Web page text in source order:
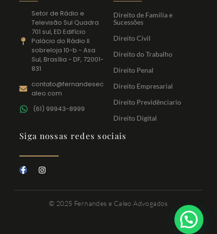
Setor de Rádio e
Televisão Sul Quadra
701 sul, ED Edifício
Palácio do Rádio II
sobreloja 10-b - Asa
Sul, Brasília - DF, 72001-
831
contato@fernandesec
aleo.com
(61) 99943-8999
Direito de Família e
Sucessões
Direito Civil
Direito do Trabalho
Direito Penal
Direito Empresarial
Direito Previdênciario
Direito Digital
Siga nossas redes sociais
© 2025 Fernandes e Caleo Advogados